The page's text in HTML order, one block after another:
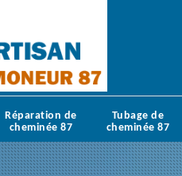
Réparation de
cheminée 87
Tubage de
cheminée 87